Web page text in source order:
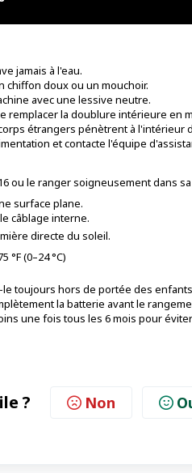
jamais à l'eau.
chiffon doux ou un mouchoir.
avec une lessive neutre.
remplacer la doublure intérieure en
étrangers pénètrent à l'intérieur
et contacte l'équipe
ou le ranger soigneusement dans
surface plane.
câblage interne.
directe du soleil.
°F (0–24 °C)
toujours hors de portée des
la batterie avant le
une fois tous les 6 mois pour
? Non